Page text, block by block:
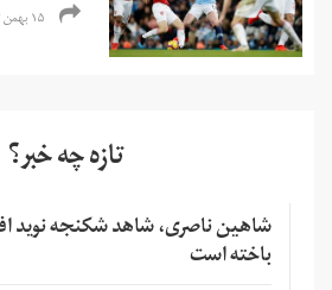
۱۵ بهمن ۱۳۹۷
تازه چه خبر؟
شاهین ناصری، شاهد شکنجه نوید
باخته است